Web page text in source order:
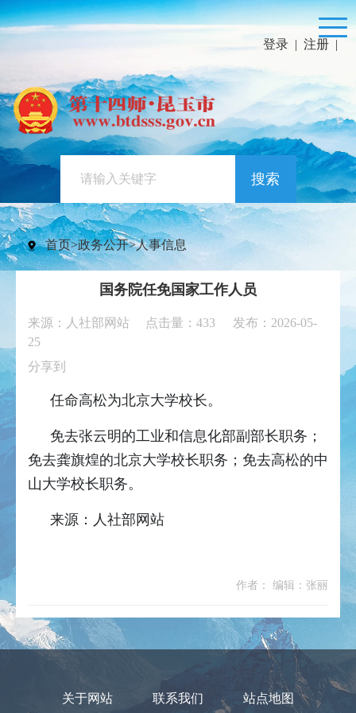
登录 | 注册 |
搜索
首页>政务公开>人事信息
国务院任免国家工作人员
来源：人社部网站 点击量： 433
发布：2026-05-
25
分享到
任命高松为北京大学校长。
免去张云明的工业和信息化部副部长职务；
免去龚旗煌的北京大学校长职务；免去高松的中
山大学校长职务。
来源：人社部网站
作者： 编辑：张丽
关于网站 联系我们 站点地图